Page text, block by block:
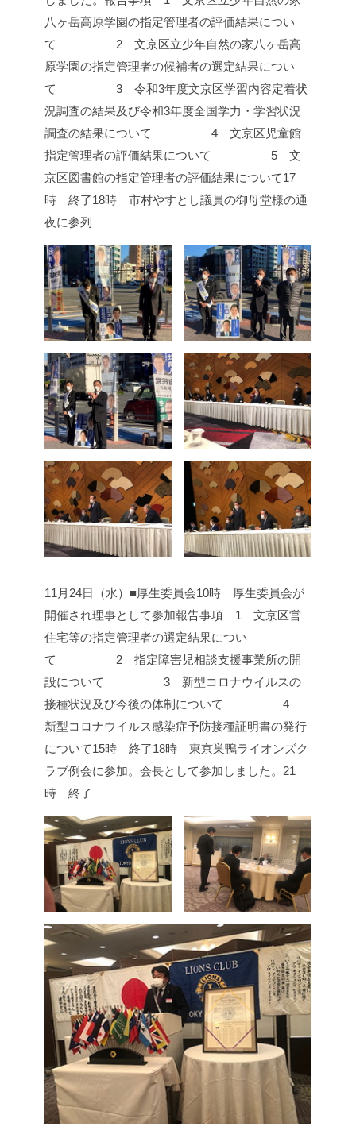
八ヶ岳高原学園の指定管理者の評価結果につい
て
2 文京区立少年自然の家八ヶ岳高
原学園の指定管理者の候補者の選定結果につい
て
3 令和3年度文京区学習内容定着状
況調査の結果及び令和3年度全国学力・学習状況
調査の結果について
4 文京区児童館
指定管理者の評価結果について
5 文
京区図書館の指定管理者の評価結果について17
時 終了18時 市村やすとし議員の御母堂様の通
夜に参列
11月24日（水）■厚生委員会10時 厚生委員会が
開催され理事として参加報告事項 1 文京区営
住宅等の指定管理者の選定結果につい
て
2 指定障害児相談支援事業所の開
設について
3 新型コロナウイルスの
接種状況及び今後の体制について
4
新型コロナウイルス感染症予防接種証明書の発行
について15時 終了18時 東京巣鴨ライオンズク
ラブ例会に参加。会長として参加しました。 21
時 終了